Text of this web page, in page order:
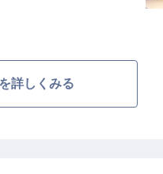
多ステーショ
みのある環境で多
詳しくみる